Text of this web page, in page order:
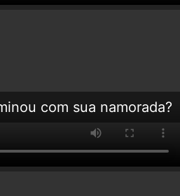
com sua namorada?